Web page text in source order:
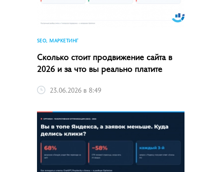
SEO, МАРКЕТИНГ
Сколько стоит продвижение сайта в
2026 и за что вы реально платите
23.06.2026 в 8:49